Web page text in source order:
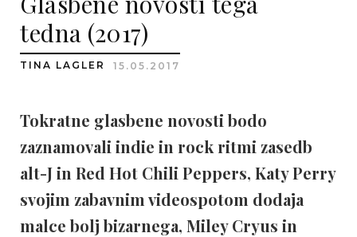
tedna (2017)
TINA LAGLER 15.05.2017
Tokratne glasbene novosti bodo
zaznamovali indie in rock ritmi zasedb
alt-J in Red Hot Chili Peppers, Katy Perry
svojim zabavnim videospotom dodaja
malce bolj bizarnega, Miley Cryus in